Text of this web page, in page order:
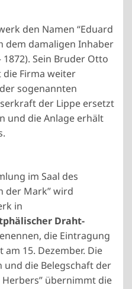
den Namen “Eduard
dem damaligen Inhaber
Sein Bruder Otto
Firma weiter
sogenannten
der Lippe ersetzt
und die Anlage erhält
im Saal des
der Mark” wird
in
Draht-
die Eintragung
15. Dezember. Die
und die Belegschaft der
Herbers” übernimmt die